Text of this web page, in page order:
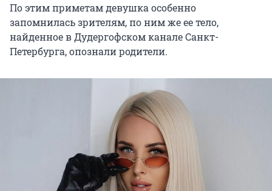
По этим приметам девушка особенно
запомнилась зрителям, по ним же ее тело,
найденное в Дудергофском канале Санкт-
Петербурга, опознали родители.